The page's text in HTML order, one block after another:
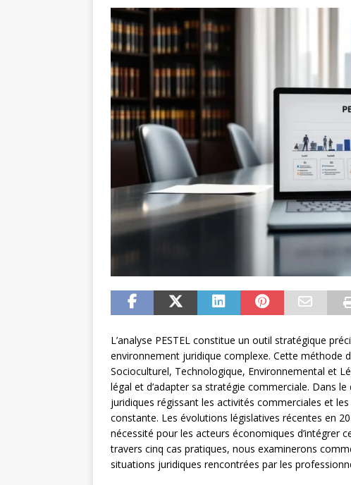
L’analyse PESTEL constitue un outil stratégique
environnement juridique complexe. Cette méthode
Socioculturel, Technologique, Environnemental et
légal et d’adapter sa stratégie commerciale. Dans
juridiques régissant les activités commerciales et
constante. Les évolutions législatives récentes en
nécessité pour les acteurs économiques d’intégrer
travers cinq cas pratiques, nous examinerons
situations juridiques rencontrées par les